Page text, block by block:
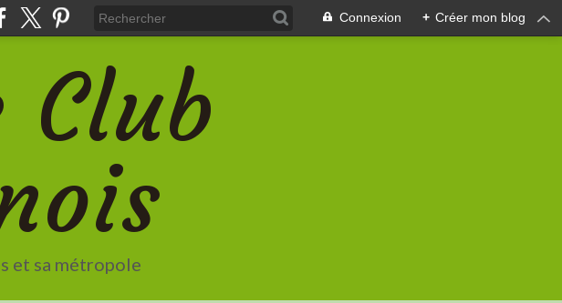
Connexion + Créer mon blog
et sa métropole